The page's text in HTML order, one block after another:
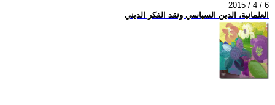
2015 / 4 / 6
العلمانية، الدين السياسي ونقد الفكر الديني